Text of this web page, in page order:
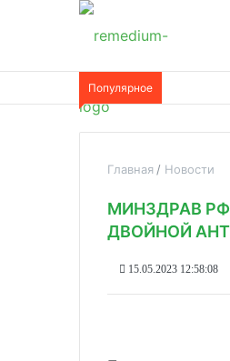
Популярное
Главная Новости
МИНЗДРАВ
ДВОЙНОЙ
15.05.2023 12:58:08